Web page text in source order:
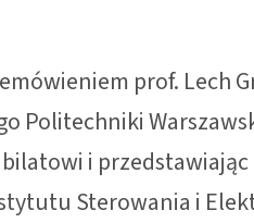
prof. Lech
Politechniki
i przedstawiając
Sterowania i